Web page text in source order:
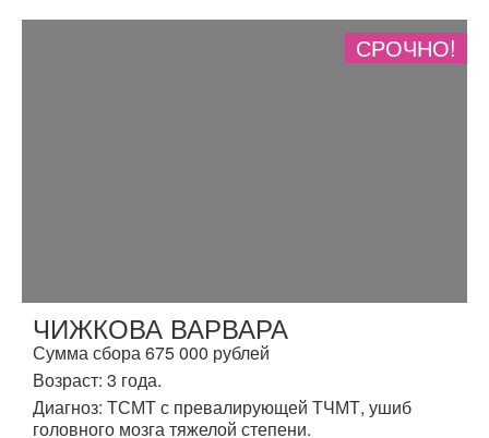
СРОЧНО!
ЧИЖКОВА ВАРВАРА
Сумма сбора 675 000 рублей
Возраст: 3 года.
Диагноз: ТСМТ с превалирующей ТЧМТ, ушиб
головного мозга тяжелой степени.